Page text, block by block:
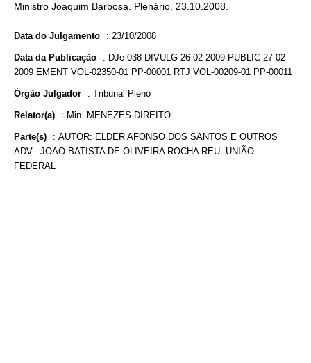
Ministro Joaquim Barbosa. Plenário, 23.10.2008.
Data do Julgamento : 23/10/2008
Data da Publicação : DJe-038 DIVULG 26-02-2009 PUBLIC 27-02-
2009 EMENT VOL-02350-01 PP-00001 RTJ VOL-00209-01 PP-00011
Órgão Julgador : Tribunal Pleno
Relator(a) : Min. MENEZES DIREITO
Parte(s) : AUTOR: ELDER AFONSO DOS SANTOS E OUTROS
ADV.: JOAO BATISTA DE OLIVEIRA ROCHA REU: UNIÃO
FEDERAL